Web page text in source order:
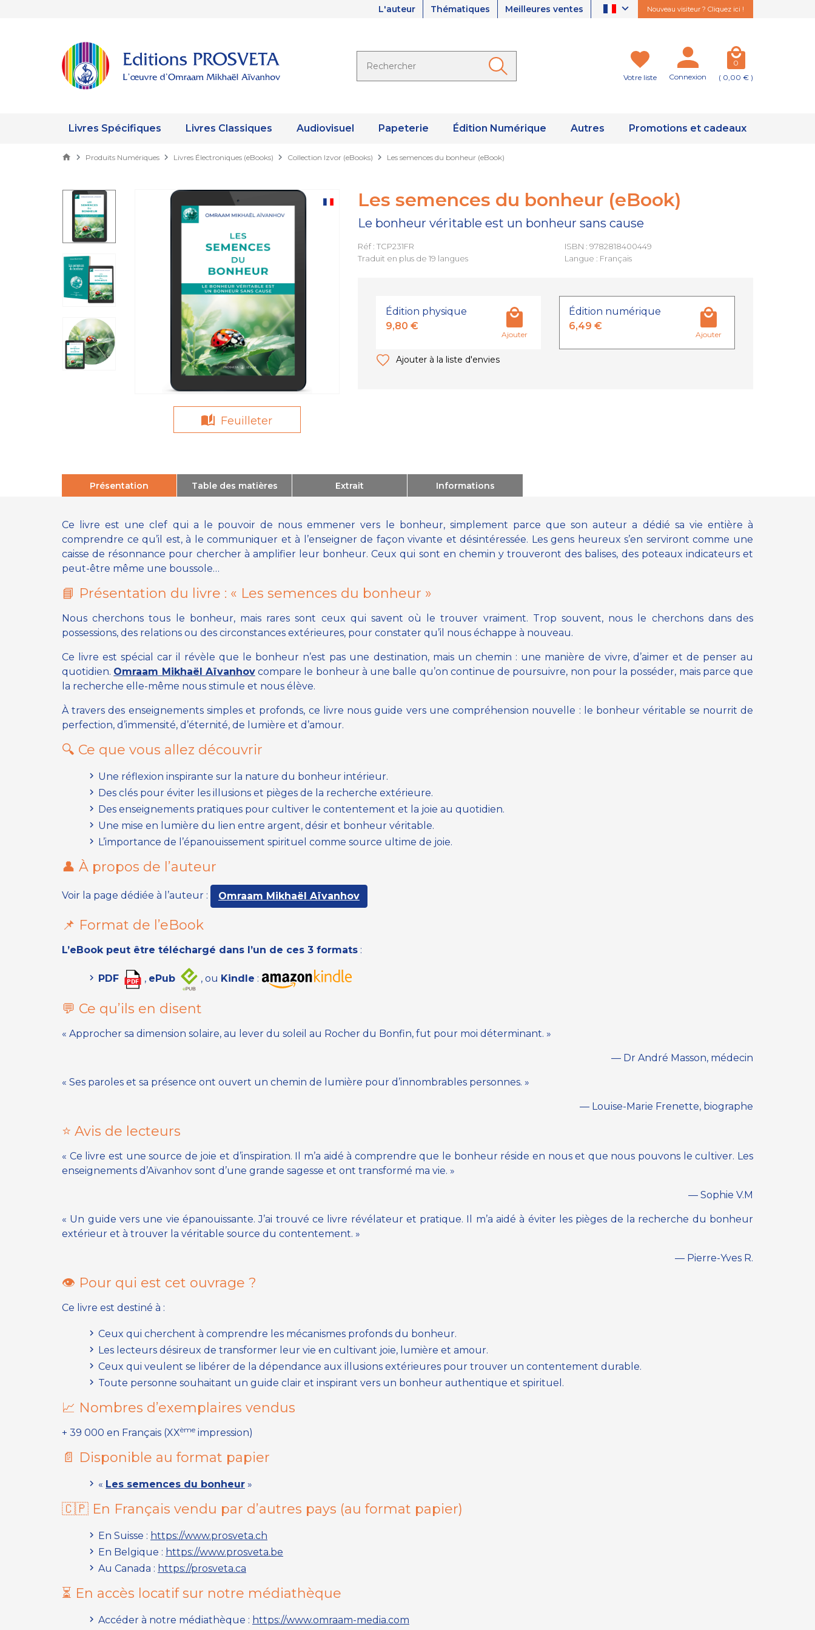
L'auteur Thématiques Meilleures ventes Nouveau visiteur ? Cliquez ici !
Votre liste Connexion
0
( 0,00 € )
Livres Spécifiques Livres Classiques Audiovisuel Papeterie Édition Numérique Autres Promotions et cadeaux
Produits Numériques Livres Électroniques (eBooks) Collection Izvor (eBooks) Les semences du bonheur (eBook)
Feuilleter
Les semences du bonheur (eBook)
Le bonheur véritable est un bonheur sans cause
Réf : TCP231FR
Traduit en plus de 19 langues
ISBN : 9782818400449
Langue : Français
Édition physique
9,80 €
Ajouter
Édition numérique
6,49 €
Ajouter
Ajouter à la liste d'envies
Présentation Table des matières Extrait Informations
Ce livre est une clef qui a le pouvoir de nous emmener vers le bonheur, simplement parce que son auteur a dédié sa vie entière à
comprendre ce qu’il est, à le communiquer et à l’enseigner de façon vivante et désintéressée. Les gens heureux s’en serviront comme une
caisse de résonnance pour chercher à amplifier leur bonheur. Ceux qui sont en chemin y trouveront des balises, des poteaux indicateurs et
peut-être même une boussole…
📘 Présentation du livre : « Les semences du bonheur »
Nous cherchons tous le bonheur, mais rares sont ceux qui savent où le trouver vraiment. Trop souvent, nous le cherchons dans des
possessions, des relations ou des circonstances extérieures, pour constater qu’il nous échappe à nouveau.
Ce livre est spécial car il révèle que le bonheur n’est pas une destination, mais un chemin : une manière de vivre, d’aimer et de penser au
quotidien. Omraam Mikhaël Aïvanhovcompare le bonheur à une balle qu’on continue de poursuivre, non pour la posséder, mais parce que
la recherche elle-même nous stimule et nous élève.
À travers des enseignements simples et profonds, ce livre nous guide vers une compréhension nouvelle : le bonheur véritable se nourrit de
perfection, d’immensité, d’éternité, de lumière et d’amour.
🔍 Ce que vous allez découvrir
Une réflexion inspirante sur la nature du bonheur intérieur.
Des clés pour éviter les illusions et pièges de la recherche extérieure.
Des enseignements pratiques pour cultiver le contentement et la joie au quotidien.
Une mise en lumière du lien entre argent, désir et bonheur véritable.
L’importance de l’épanouissement spirituel comme source ultime de joie.
👤 À propos de l’auteur
Voir la page dédiée à l’auteur : Omraam Mikhaël Aïvanhov
📌 Format de l’eBook
L’eBook peut être téléchargé dans l’un de ces 3 formats :
PDF , ePub , ou Kindle :
💬 Ce qu’ils en disent
« Approcher sa dimension solaire, au lever du soleil au Rocher du Bonfin, fut pour moi déterminant. »
— Dr André Masson, médecin
« Ses paroles et sa présence ont ouvert un chemin de lumière pour d’innombrables personnes. »
— Louise-Marie Frenette, biographe
⭐ Avis de lecteurs
« Ce livre est une source de joie et d’inspiration. Il m’a aidé à comprendre que le bonheur réside en nous et que nous pouvons le cultiver. Les
enseignements d’Aïvanhov sont d’une grande sagesse et ont transformé ma vie. »
— Sophie V.M
« Un guide vers une vie épanouissante. J’ai trouvé ce livre révélateur et pratique. Il m’a aidé à éviter les pièges de la recherche du bonheur
extérieur et à trouver la véritable source du contentement. »
— Pierre-Yves R.
👁 Pour qui est cet ouvrage ?
Ce livre est destiné à :
Ceux qui cherchent à comprendre les mécanismes profonds du bonheur.
Les lecteurs désireux de transformer leur vie en cultivant joie, lumière et amour.
Ceux qui veulent se libérer de la dépendance aux illusions extérieures pour trouver un contentement durable.
Toute personne souhaitant un guide clair et inspirant vers un bonheur authentique et spirituel.
📈 Nombres d’exemplaires vendus
+ 39 000 en Français (XXème impression)
📄 Disponible au format papier
« Les semences du bonheur »
🇨🇵 En Français vendu par d’autres pays (au format papier)
En Suisse : https://www.prosveta.ch
En Belgique : https://www.prosveta.be
Au Canada : https://prosveta.ca
⏳ En accès locatif sur notre médiathèque
Accéder à notre médiathèque : https://www.omraam-media.com